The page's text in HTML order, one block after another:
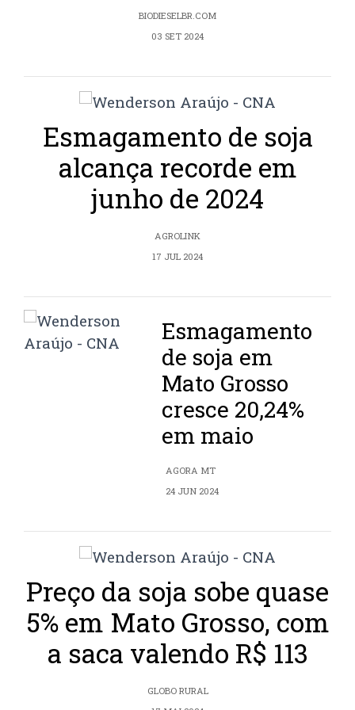
BIODIESELBR.COM
03 SET 2024
Esmagamento de soja
alcança recorde em
junho de 2024
AGROLINK
17 JUL 2024
Esmagamento
de soja em
Mato Grosso
cresce 20,24%
em maio
AGORA MT
24 JUN 2024
Preço da soja sobe quase
5% em Mato Grosso, com
a saca valendo R$ 113
GLOBO RURAL